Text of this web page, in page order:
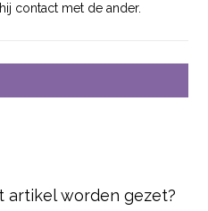
contact met de ander.
artikel worden gezet?